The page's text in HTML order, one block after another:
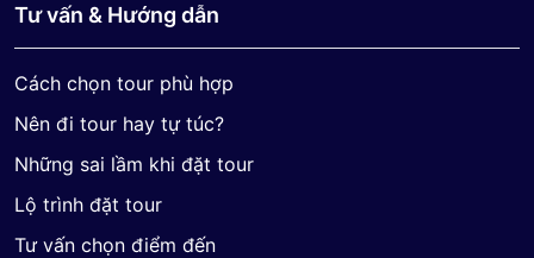
Tư vấn & Hướng dẫn
Cách chọn tour phù hợp
Nên đi tour hay tự túc?
Những sai lầm khi đặt tour
Lộ trình đặt tour
Tư vấn chọn điểm đến